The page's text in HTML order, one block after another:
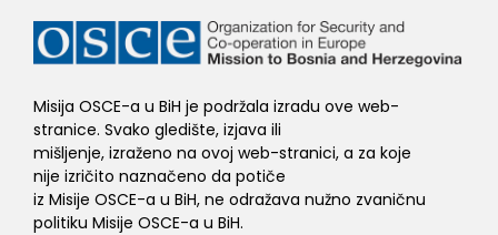
Misija OSCE-a u BiH je podržala izradu ove web-
stranice. Svako gledište, izjava ili
mišljenje, izraženo na ovoj web-stranici, a za koje
nije izričito naznačeno da potiče
iz Misije OSCE-a u BiH, ne odražava nužno zvaničnu
politiku Misije OSCE-a u BiH.